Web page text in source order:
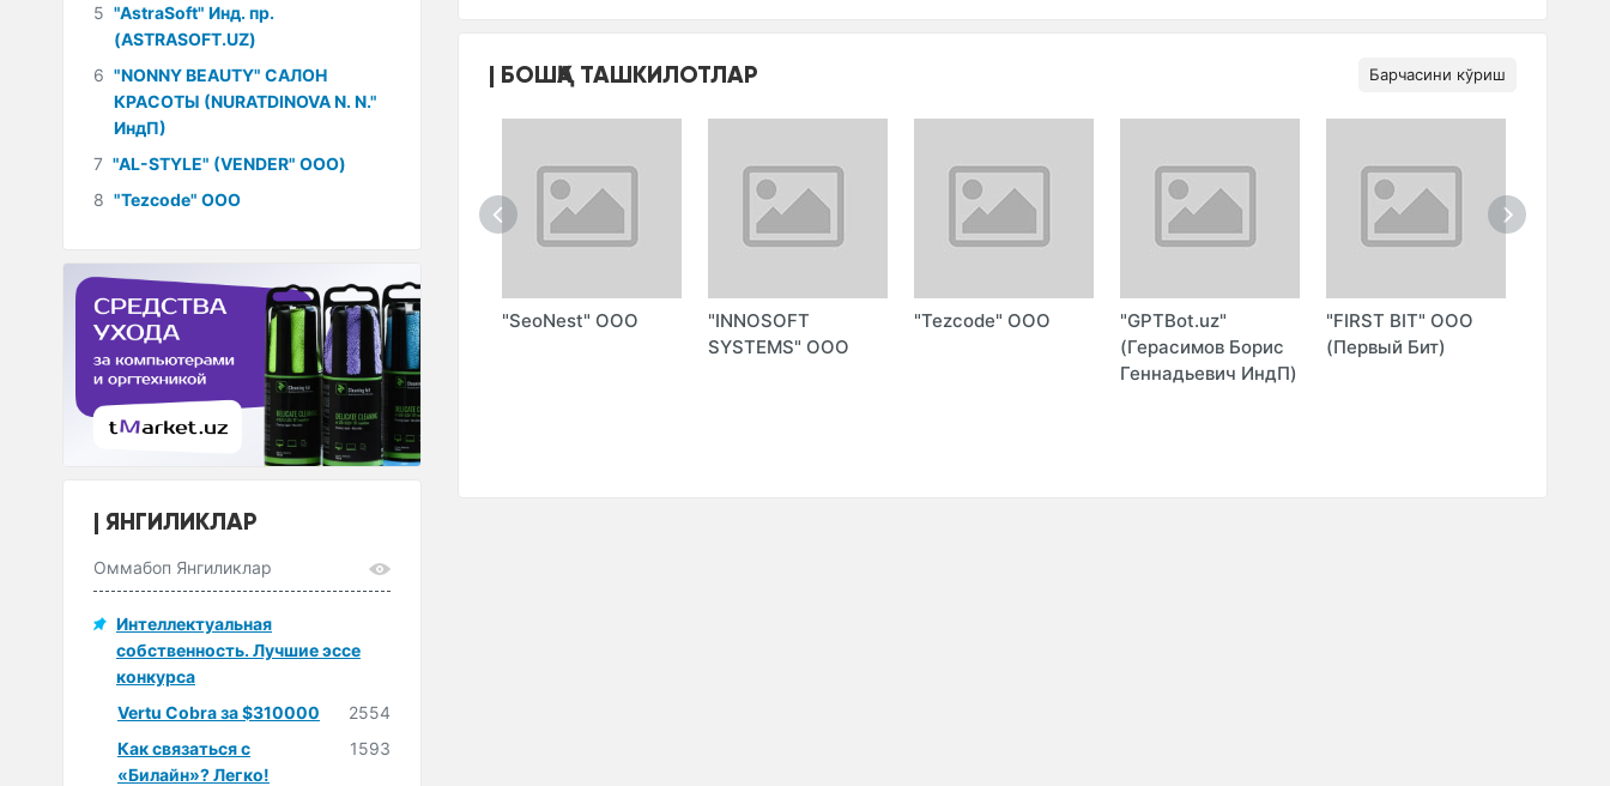
БОШҚА ТАШКИЛОТЛАР Барчасини кўриш
"CANONICAL.UZ"
(TIMUR
SHAYAXMETOV
MARATOVICH
ИндП)
"КОШАРНЫЙ С.Ю."
ИндП
"SeoNest" ООО
"INNOSOFT
SYSTEMS" ООО
"Tezcode" ООО
"GPTBot.uz"
(Герасимов Борис
Геннадьевич ИндП)
"FIRST BIT" ООО
(Первый Бит)
5 "AstraSoft" Инд. пр.
(ASTRASOFT.UZ)
6 "NONNY BEAUTY" САЛОН
КРАСОТЫ (NURATDINOVA N. N."
ИндП)
7 "AL-STYLE" (VENDER" ООО)
8 "Tezcode" ООО
ЯНГИЛИКЛАР
Оммабоп Янгиликлар
Интеллектуальная
собственность. Лучшие эссе
конкурса
Vertu Cobra за $310000
2554
Как связаться с
«Билайн»? Легко!
1593